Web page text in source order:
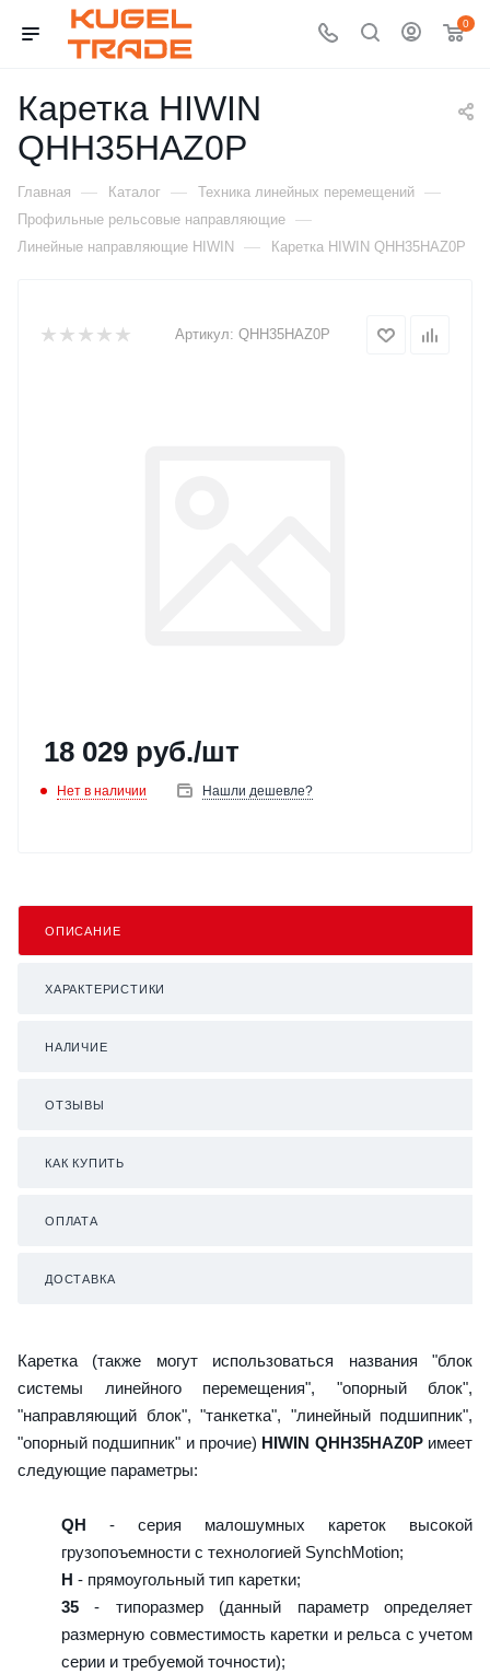
0
Каретка HIWIN
QHH35HAZ0P
Главная — Каталог — Техника линейных перемещений —
Профильные рельсовые направляющие —
Линейные направляющие HIWIN — Каретка HIWIN QHH35HAZ0P
Артикул: QHH35HAZ0P
18 029 руб./шт
Нет в наличии Нашли дешевле?
ОПИСАНИЕ
ХАРАКТЕРИСТИКИ
НАЛИЧИЕ
ОТЗЫВЫ
КАК КУПИТЬ
ОПЛАТА
ДОСТАВКА
Каретка (также могут использоваться названия "блок
системы линейного перемещения", "опорный блок",
"направляющий блок", "танкетка", "линейный подшипник",
"опорный подшипник" и прочие) HIWIN QHH35HAZ0Pимеет
следующие параметры:
QH - серия малошумных кареток высокой
грузопоъемности с технологией SynchMotion;
H - прямоугольный тип каретки;
35 - типоразмер (данный параметр определяет
размерную совместимость каретки и рельса с учетом
серии и требуемой точности);